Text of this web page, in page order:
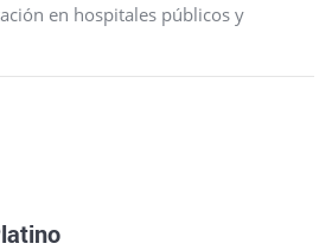
en hospitales públicos y